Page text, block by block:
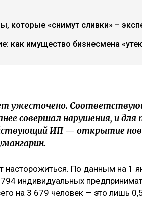
которые «снимут сливки» –
как имущество бизнесмена
ужесточено.
совершал нарушения, и
ИП — открытие
По данным на 1
индивидуальных
на 3 679 человек — это лишь